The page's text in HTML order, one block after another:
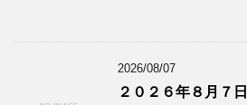
2026/08/07
２０２６年８月７